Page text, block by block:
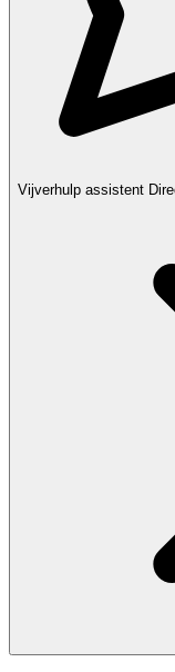
Vijverhulp assistent